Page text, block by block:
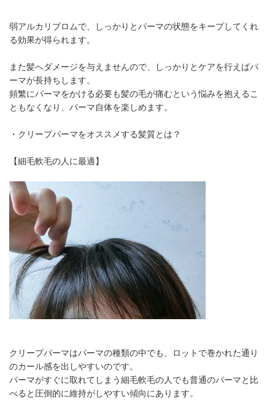
弱アルカリブロムで、しっかりとパーマの状態をキープしてくれ
る効果が得られます。
また髪へダメージを与えませんので、しっかりとケアを行えばパ
ーマが長持ちします。
頻繁にパーマをかける必要も髪の毛が痛むという悩みを抱えるこ
ともなくなり、パーマ自体を楽しめます。
・クリープパーマをオススメする髪質とは？
【細毛軟毛の人に最適】
クリープパーマはパーマの種類の中でも、ロットで巻かれた通り
のカール感を出しやすいのです。
パーマがすぐに取れてしまう細毛軟毛の人でも普通のパーマと比
べると圧倒的に維持がしやすい傾向にあります。